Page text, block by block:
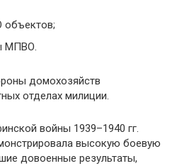
объектов;
МПВО.
домохозяйств
отделах милиции.
войны 1939–1940 гг.
высокую боевую
довоенные результаты,